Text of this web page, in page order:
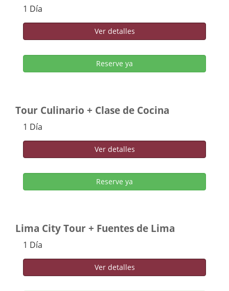
1 Día
Ver detalles
Reserve ya
Tour Culinario + Clase de Cocina
1 Día
Ver detalles
Reserve ya
Lima City Tour + Fuentes de Lima
1 Día
Ver detalles